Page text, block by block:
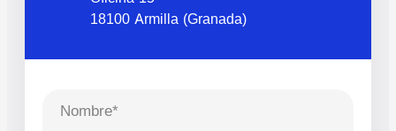
18100 Armilla (Granada)
Nombre*